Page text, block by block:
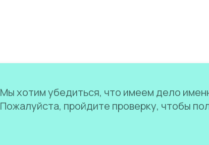
Мы хотим убедиться, что имеем дело
Пожалуйста, пройдите проверку, чтобы